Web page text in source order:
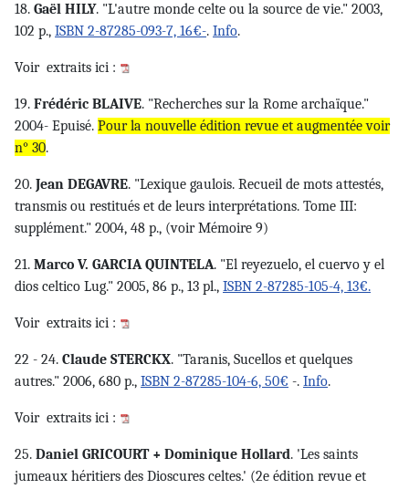
18. Gaël HILY. "L'autre monde celte ou la source de vie." 2003,
102 p., ISBN 2-87285-093-7, 16€-. Info.
Voir extraits ici :
19. Frédéric BLAIVE. "Recherches sur la Rome archaïque."
2004- Epuisé. Pour la nouvelle édition revue et augmentée voir
n° 30.
20. Jean DEGAVRE. "Lexique gaulois. Recueil de mots attestés,
transmis ou restitués et de leurs interprétations. Tome III:
supplément." 2004, 48 p., (voir Mémoire 9)
21. Marco V. GARCIA QUINTELA. "El reyezuelo, el cuervo y el
dios celtico Lug." 2005, 86 p., 13 pl., ISBN 2-87285-105-4, 13€.
Voir extraits ici :
22 - 24. Claude STERCKX. "Taranis, Sucellos et quelques
autres." 2006, 680 p., ISBN 2-87285-104-6, 50€ -. Info.
Voir extraits ici :
25. Daniel GRICOURT + Dominique Hollard. 'Les saints
jumeaux héritiers des Dioscures celtes.' (2e édition revue et